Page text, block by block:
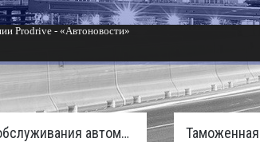
Prodrive - «Автоновости»
с бензиновым мотором - «Тюнинг и автоспорт»
Стоимость обслуживания автомобилей в России вырастет из-за дефицита кадров